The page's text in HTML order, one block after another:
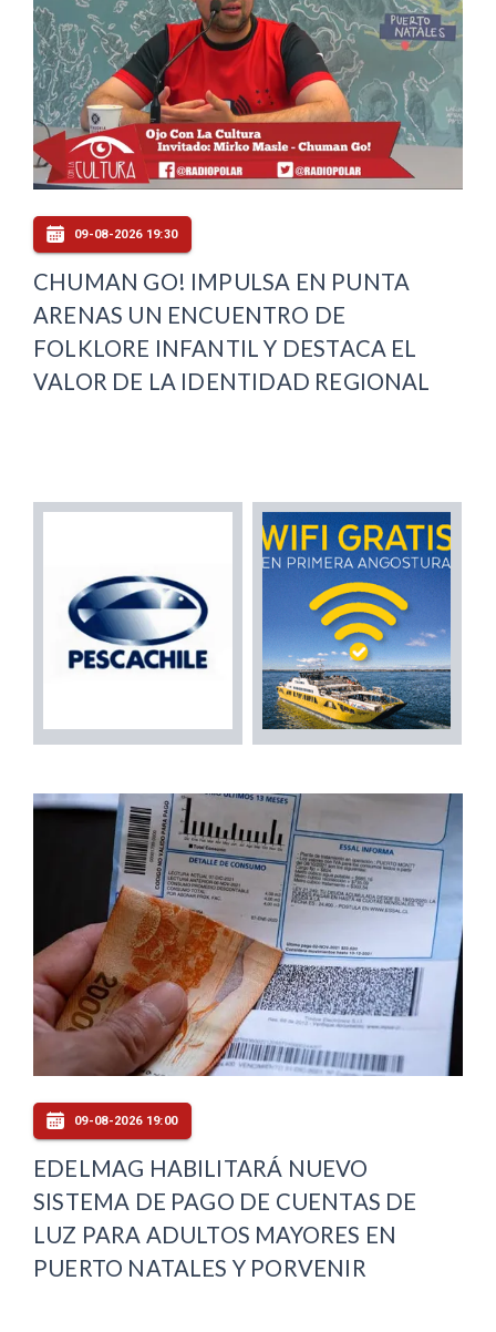
09-08-2026 19:30
CHUMAN GO! IMPULSA EN PUNTA
ARENAS UN ENCUENTRO DE
FOLKLORE INFANTIL Y DESTACA EL
VALOR DE LA IDENTIDAD REGIONAL
09-08-2026 19:00
EDELMAG HABILITARÁ NUEVO
SISTEMA DE PAGO DE CUENTAS DE
LUZ PARA ADULTOS MAYORES EN
PUERTO NATALES Y PORVENIR